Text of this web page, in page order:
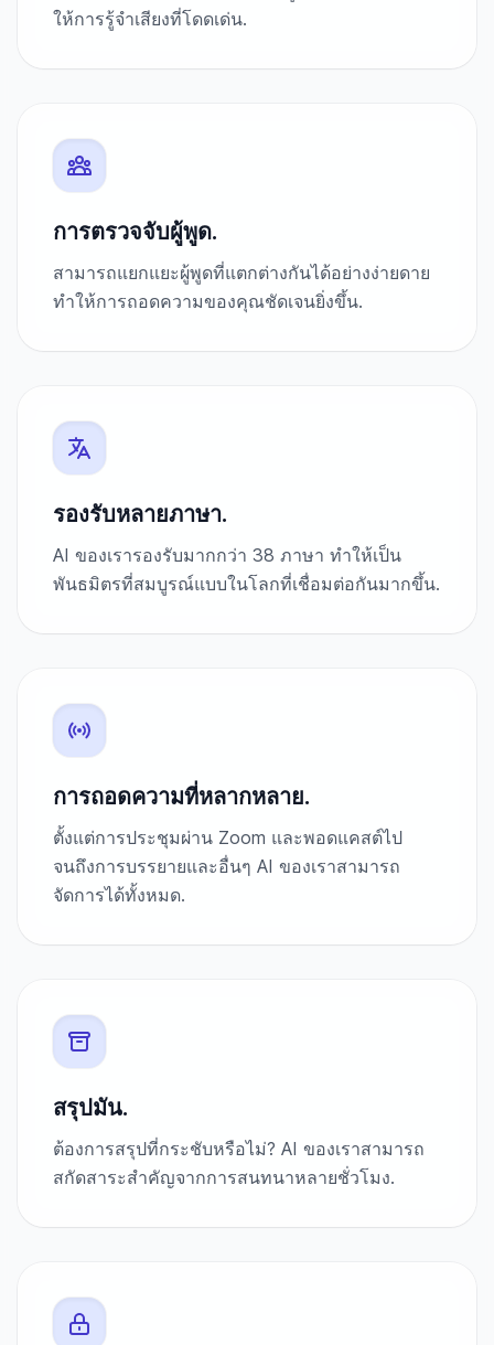
ให้การรู้จำเสียงที่โดดเด่น.
การตรวจจับผู้พูด.
สามารถแยกแยะผู้พูดที่แตกต่างกันได้อย่างง่ายดาย
ทำให้การถอดความของคุณชัดเจนยิ่งขึ้น.
รองรับหลายภาษา.
AI ของเรารองรับมากกว่า 38 ภาษา ทำให้เป็น
พันธมิตรที่สมบูรณ์แบบในโลกที่เชื่อมต่อกันมากขึ้น.
การถอดความที่หลากหลาย.
ตั้งแต่การประชุมผ่าน Zoom และพอดแคสต์ไป
จนถึงการบรรยายและอื่นๆ AI ของเราสามารถ
จัดการได้ทั้งหมด.
สรุปมัน.
ต้องการสรุปที่กระชับหรือไม่? AI ของเราสามารถ
สกัดสาระสำคัญจากการสนทนาหลายชั่วโมง.